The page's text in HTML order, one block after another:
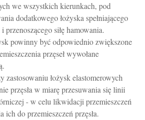
we wszystkich kierunkach, pod
dodatkowego łożyska spełniającego
przenoszącego siłę hamowania.
powinny być odpowiednio zwiększone
przęseł wywołane
zastosowaniu łożysk elastomerowych
przęsła w miarę przesuwania się linii
- w celu likwidacji przemieszczeń
ich do przemieszczeń przęsła.